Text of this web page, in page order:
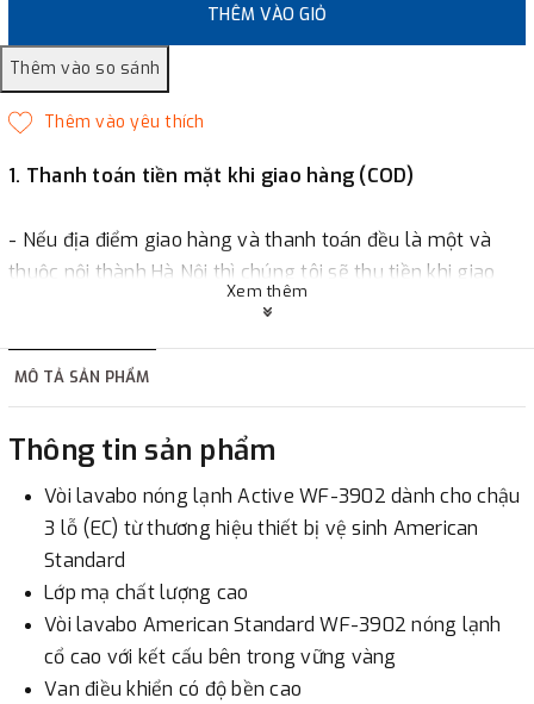
THÊM VÀO GIỎ
1. Thanh toán tiền mặt khi giao hàng (COD)
- Nếu địa điểm giao hàng và thanh toán đều là một và
thuộc nội thành Hà Nội thì chúng tôi sẽ thu tiền khi giao
hàng hoặc khách hàng đặt tiền trước một phần giá trị đơn
2. Thanh toán trực tiếp tại :
- Showroom Thanh Hương Địa chỉ : 23 phố Cát Linh,
phường Cát Linh, quận Đống Đa, Hà Nội.
3. Chuyển khoản qua ngân hàng
- Nếu địa điểm giao hàng khác với địa điểm thanh toán
hoặc với những đơn đặt hàng ngoài nội thành Hà Nội.
Chúng tôi sẽ thu tiền trước 100% giá trị hàng + phí vận
Xem thêm
MÔ TẢ SẢN PHẨM
Thông tin sản phẩm
Vòi lavabo nóng lạnh Active WF-3902 dành cho chậu
3 lỗ (EC) từ thương hiệu thiết bị vệ sinh American
Standard
Lớp mạ chất lượng cao
Vòi lavabo American Standard WF-3902 nóng lạnh
cổ cao với kết cấu bên trong vững vàng
Van điều khiển có độ bền cao